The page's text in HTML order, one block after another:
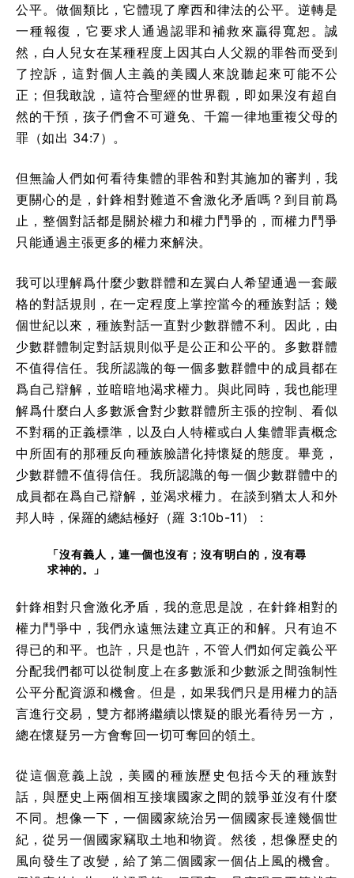
公平。做個類比，它體現了摩西和律法的公平。逆轉是
一種報復，它要求人通過認罪和補救來贏得寬恕。誠
然，白人兒女在某種程度上因其白人父親的罪咎而受到
了控訴，這對個人主義的美國人來說聽起來可能不公
正；但我敢說，這符合聖經的世界觀，即如果沒有超自
然的干預，孩子們會不可避免、千篇一律地重複父母的
罪（如出 34:7）。
但無論人們如何看待集體的罪咎和對其施加的審判，我
更關心的是，針鋒相對難道不會激化矛盾嗎？到目前爲
止，整個對話都是關於權力和權力鬥爭的，而權力鬥爭
只能通過主張更多的權力來解決。
我可以理解爲什麼少數群體和左翼白人希望通過一套嚴
格的對話規則，在一定程度上掌控當今的種族對話；幾
個世紀以來，種族對話一直對少數群體不利。因此，由
少數群體制定對話規則似乎是公正和公平的。多數群體
不值得信任。我所認識的每一個多數群體中的成員都在
爲自己辯解，並暗暗地渴求權力。與此同時，我也能理
解爲什麼白人多數派會對少數群體所主張的控制、看似
不對稱的正義標準，以及白人特權或白人集體罪責概念
中所固有的那種反向種族臉譜化持懷疑的態度。畢竟，
少數群體不值得信任。我所認識的每一個少數群體中的
成員都在爲自己辯解，並渴求權力。在談到猶太人和外
邦人時，保羅的總結極好（羅 3:10b-11）：
「沒有義人，連一個也沒有；沒有明白的，沒有尋
求神的。」
針鋒相對只會激化矛盾，我的意思是說，在針鋒相對的
權力鬥爭中，我們永遠無法建立真正的和解。只有迫不
得已的和平。也許，只是也許，不管人們如何定義公平
分配我們都可以從制度上在多數派和少數派之間強制性
公平分配資源和機會。但是，如果我們只是用權力的語
言進行交易，雙方都將繼續以懷疑的眼光看待另一方，
總在懷疑另一方會奪回一切可奪回的領土。
從這個意義上說，美國的種族歷史包括今天的種族對
話，與歷史上兩個相互接壤國家之間的競爭並沒有什麼
不同。想像一下，一個國家統治另一個國家長達幾個世
紀，從另一個國家竊取土地和物資。然後，想像歷史的
風向發生了改變，給了第二個國家一個佔上風的機會。